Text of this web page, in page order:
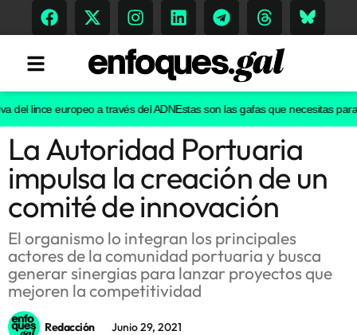
Tendencias
Memoria Histórica
Gastronomía
Escenarios
lince europeo a través del ADNEstas son las gafas que necesitas para
La Autoridad Portuaria
impulsa la creación de un
comité de innovación
El organismo lo integran los principales
actores de la comunidad portuaria y busca
generar sinergias para lanzar proyectos que
mejoren la competitividad
Redacción Junio 29, 2021